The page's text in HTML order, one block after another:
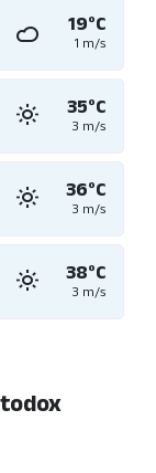
19°C
1 m/s
35°C
3 m/s
36°C
3 m/s
38°C
3 m/s